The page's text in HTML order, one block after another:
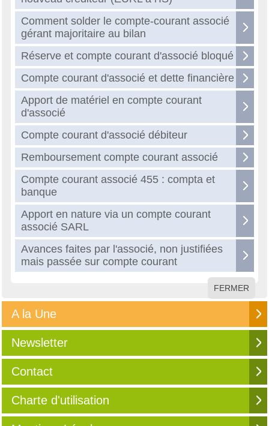
Comment solder le compte-courant associé
gérant majoritaire au bilan
Réserve et compte courant d'associé bloqué
Compte courant d'associé et dette financière
Apport de matériel en compte courant
d'associé
Compte courant d'associé débiteur
Remboursement compte courant associé
Compte courant associé 455 : compta et
banque
Apport en nature via un compte courant
associé SARL
Avances faites par l'associé, non justifiées
mais passée sur compte courant
FERMER
A la Une
Newsletter
Contact
Charte d'utilisation